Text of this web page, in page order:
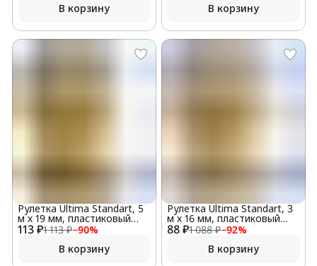
В корзину
В корзину
113 ₽1 113 ₽−90%
Рулетка Ultima Standart, 5
м х 19 мм, пластиковый
корпус
В корзину
88 ₽1 088 ₽−92%
Рулетка Ultima Standart, 3
м х 16 мм, пластиковый
корпус
В корзину